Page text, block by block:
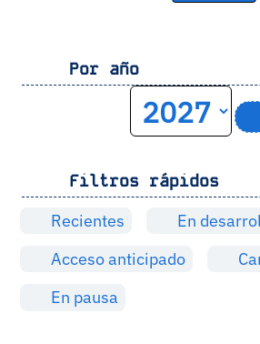
Por año
Filtros rápidos
Recientes
En
Acceso anticipado
En pausa